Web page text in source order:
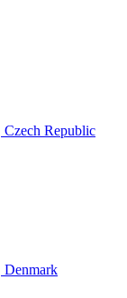
Czech Republic
Denmark